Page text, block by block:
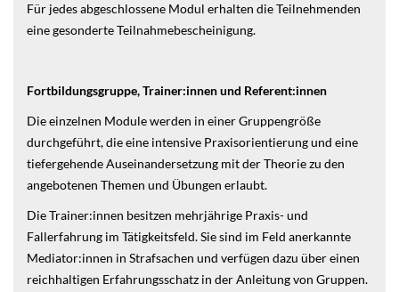
Für jedes abgeschlossene Modul erhalten die Teilnehmenden
eine gesonderte Teilnahmebescheinigung.
Fortbildungsgruppe, Trainer:innen und Referent:innen
Die einzelnen Module werden in einer Gruppengröße
durchgeführt, die eine intensive Praxisorientierung und eine
tiefergehende Auseinandersetzung mit der Theorie zu den
angebotenen Themen und Übungen erlaubt.
Die Trainer:innen besitzen mehrjährige Praxis- und
Fallerfahrung im Tätigkeitsfeld. Sie sind im Feld anerkannte
Mediator:innen in Strafsachen und verfügen dazu über einen
reichhaltigen Erfahrungsschatz in der Anleitung von Gruppen.